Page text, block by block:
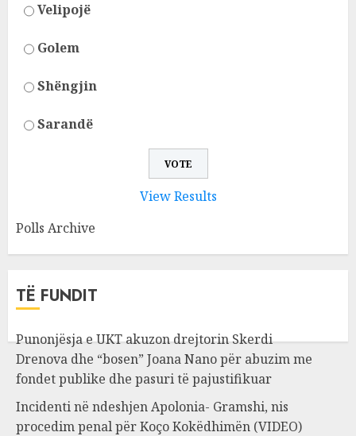
Velipojë
Golem
Shëngjin
Sarandë
View Results
Polls Archive
TË FUNDIT
Punonjësja e UKT akuzon drejtorin Skerdi
Drenova dhe “bosen” Joana Nano për abuzim me
fondet publike dhe pasuri të pajustifikuar
Incidenti në ndeshjen Apolonia- Gramshi, nis
procedim penal për Koço Kokëdhimën (VIDEO)